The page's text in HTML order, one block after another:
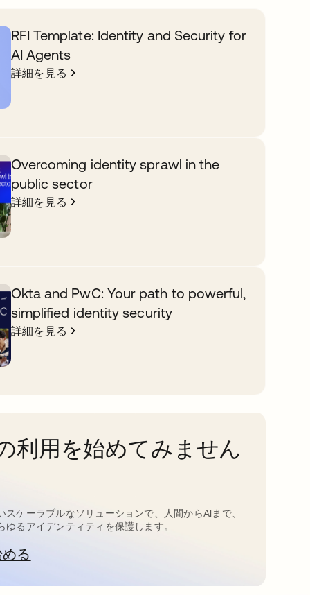
RFI Template: Identity and Security for
AI Agents
詳細を見る
Overcoming identity sprawl in the
public sector
詳細を見る
Okta and PwC: Your path to powerful,
simplified identity security
詳細を見る
利用を始めてみません
スケーラブルなソリューションで、人間からAIまで、
ゆるアイデンティティを保護します。
る
いタブで開く